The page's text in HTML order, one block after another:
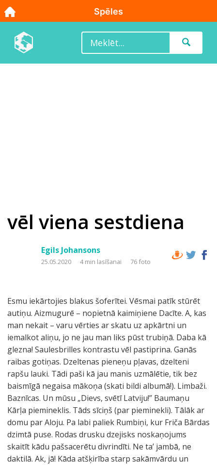
vēl viena sestdiena
Egils Johansons
25.05.2020 4 min lasīšanai 76 foto
Esmu iekārtojies blakus šoferītei. Vēsmai patīk stūrēt
autiņu. Aizmugurē – nopietnā kaimiņiene Dacīte. A, kas
man nekait – varu vērties ar skatu uz apkārtni un
iemalkot aliņu, jo ne jau man liks pūst trubiņā. Daba kā
glezna! Saulesbrilles kontrastu vēl pastiprina. Ganās
raibas gotiņas. Dzeltenas pieneņu pļavas, dzelteni
rapšu lauki. Tādi paši kā jau manis uzmālētie, tik bez
baismīgā negaisa mākoņa (skati bildi albumā!). Limbaži.
Baznīcas. Un mūsu „Dievs, svētī Latviju!” Baumaņu
Kārļa piemineklis. Tāds sīciņš (par pieminekli). Tālāk ar
domu par Aloju. Pa labi paliek Rumbiņi, kur Friča Bārdas
dzimtā puse. Rodas drusku dzejisks noskaņojums
skaitīt kādu pašsacerētu divrindīti. Ne ta’ jambā, ne
daktilā. Ak, jā! Kāda atšķirība starp sakāmvārdu un